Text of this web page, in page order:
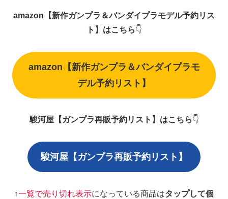
amazon【新作ガンプラ＆バンダイプラモデル予約リス
ト】はこちら👇
amazon【新作ガンプラ＆バンダイプラモ
デル予約リスト】
駿河屋【ガンプラ再販予約リスト】はこちら👇
駿河屋【ガンプラ再販予約リスト】
↑一覧で売り切れ表示になっている商品はタップして個